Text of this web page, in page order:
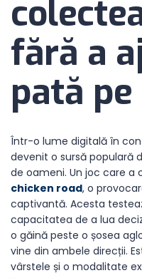
fără a
pată
Într-o lume digitală în
devenit o sursă populară
de oameni. Un joc care
chicken road, o
captivantă. Acesta
capacitatea de a lua
o găină peste o șosea
vine din ambele direcții.
vârstele și o modalitate